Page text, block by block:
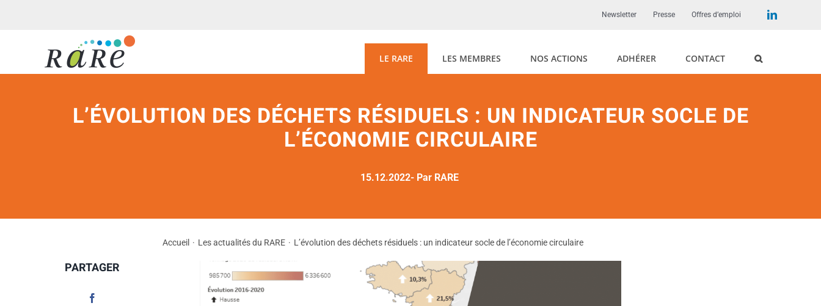
Newsletter Presse Offres d’emploi LinkedIn
LE RARE LES MEMBRES NOS ACTIONS ADHÉRER CONTACT
L’ÉVOLUTION DES DÉCHETS RÉSIDUELS : UN INDICATEUR SOCLE DE
L’ÉCONOMIE CIRCULAIRE
15.12.2022- Par RARE
Accueil Les actualités du RARE L’évolution des déchets résiduels : un indicateur socle de l’économie circulaire
PARTAGER